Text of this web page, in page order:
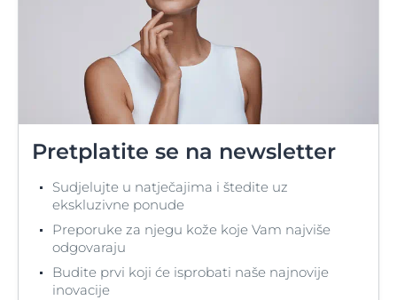
Pretplatite se na newsletter
Sudjelujte u natječajima i štedite uz
ekskluzivne ponude
Preporuke za njegu kože koje Vam najviše
odgovaraju
Budite prvi koji će isprobati naše najnovije
inovacije